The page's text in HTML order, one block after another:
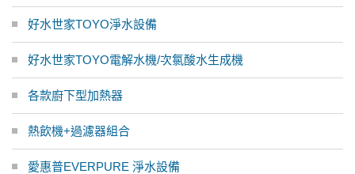
好水世家TOYO淨水設備
好水世家TOYO電解水機/次氯酸水生成機
各款廚下型加熱器
熱飲機+過濾器組合
愛惠普EVERPURE 淨水設備